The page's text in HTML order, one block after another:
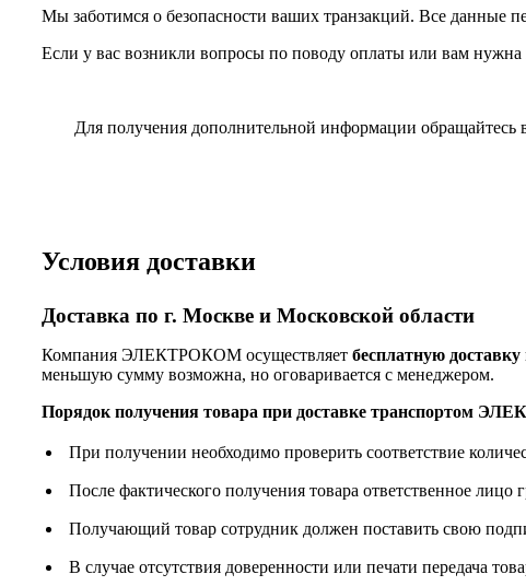
Мы заботимся о безопасности ваших транзакций. Все данные
Если у вас возникли вопросы по поводу оплаты или вам
Для получения дополнительной информации обращайтесь
Условия доставки
Доставка по г. Москве и Московской области
Компания ЭЛЕКТРОКОМ осуществляет бесплатную доставку
меньшую сумму возможна, но оговаривается с менеджером.
Порядок получения товара при доставке транспортом
При получении необходимо проверить соответствие
После фактического получения товара ответственное
Получающий товар сотрудник должен поставить свою
В случае отсутствия доверенности или печати передача